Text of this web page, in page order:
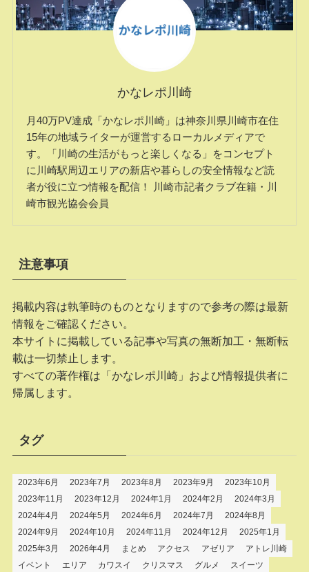
かなレポ川崎
月40万PV達成「かなレポ川崎」は神奈川県川崎市在住
15年の地域ライターが運営するローカルメディアで
す。「川崎の生活がもっと楽しくなる」をコンセプト
に川崎駅周辺エリアの新店や暮らしの安全情報など読
者が役に立つ情報を配信！ 川崎市記者クラブ在籍・川
崎市観光協会会員
注意事項
掲載内容は執筆時のものとなりますので参考の際は最新
情報をご確認ください。
本サイトに掲載している記事や写真の無断加工・無断転
載は一切禁止します。
すべての著作権は「かなレポ川崎」および情報提供者に
帰属します。
タグ
2023年6月 2023年7月 2023年8月 2023年9月
2023年10月
2023年11月
2023年12月 2024年1月 2024年2月
2024年3月
2024年4月
2024年5月 2024年6月 2024年7月
2024年8月
2024年9月
2024年10月 2024年11月 2024年12月
2025年1月
2025年3月
2026年4月 まとめ アクセス アゼリア
アトレ川崎
イベント
エリア カワスイ クリスマス グルメ スイーツ